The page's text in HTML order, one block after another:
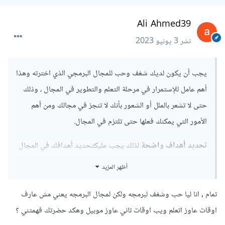
Ali Ahmed39
نشر3 يونيو 2023
يجب أن يكون لديك شغف وحب للمجال البرمجي الذي اخترته وهذا
أهم عامل للإستمرار في مرحلة التعلم والتطوير في المجال ، وذلك
حتى لا تشعر بالملل أو الشعور بأنك لا تنجز في مجالك ومن أهم
الأمور التي يمكنك فعلها حتى تلتزم في المجال.
تحديد أهداف واضحةلذلك يجب عليكتحديد أهدافك في المجال
الذي اخترته بشكل واضح ومحدد. قد تكون هذه الأهداف متعلقة
إنجازها. تأكد من أن الأهداف قابلة للقياس وقابلة للتحقيق.
التعلم المستمر واكتساب المعرفة وتطوير المهارات اللازمة في
أظهر المزيد
تمام , انا ليا حب وشغف لبرمجه ولكن لمجال البرمجه يعني مش عارف
اوقات عاوز اتعلم ويب اوقات تاني عاوز موبيل وهكد حضرتك فهمتني ؟